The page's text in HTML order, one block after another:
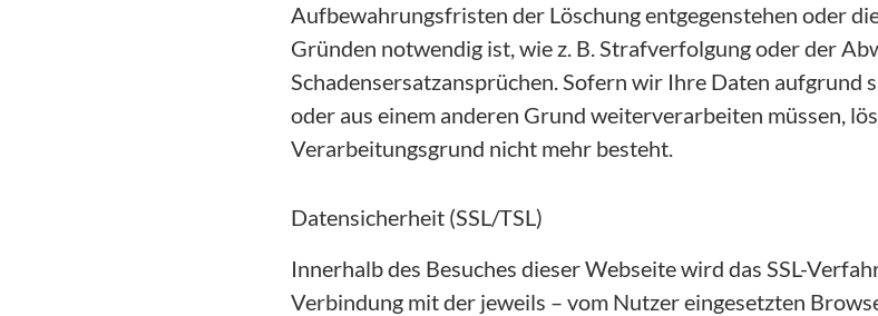
Aufbewahrungsfristen der Löschung entgegenstehen oder
Gründen notwendig ist, wie z. B. Strafverfolgung oder der
Schadensersatzansprüchen. Sofern wir Ihre Daten
oder aus einem anderen Grund weiterverarbeiten müssen,
Verarbeitungsgrund nicht mehr besteht.
Datensicherheit (SSL/TSL)
Innerhalb des Besuches dieser Webseite wird das SSL-
Verbindung mit der jeweils – vom Nutzer eingesetzten